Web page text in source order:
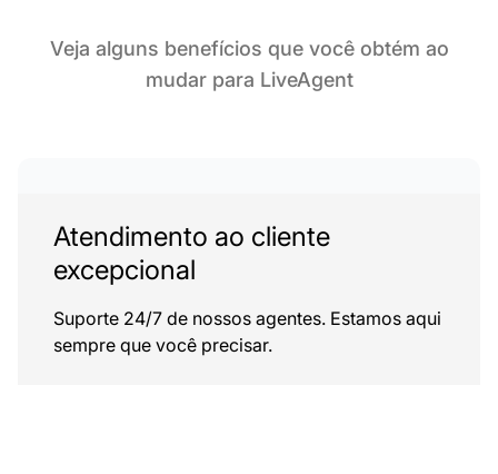
Veja alguns benefícios que você obtém ao
mudar para LiveAgent
Atendimento ao cliente
excepcional
Suporte 24/7 de nossos agentes. Estamos aqui
sempre que você precisar.